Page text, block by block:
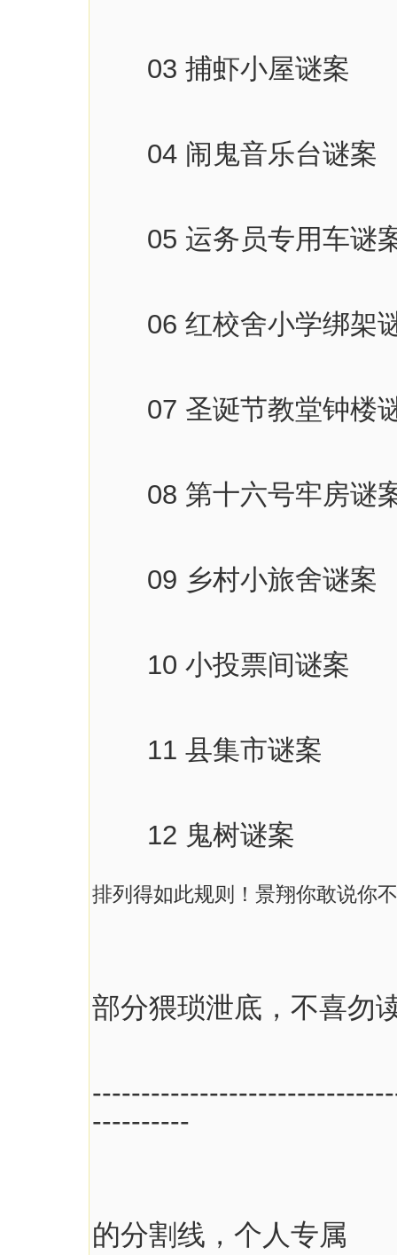
03 捕虾小屋谜案
04 闹鬼音乐台谜案
05 运务员专用车谜
06 红校舍小学绑架
07 圣诞节教堂钟楼
08 第十六号牢房谜
09 乡村小旅舍谜案
10 小投票间谜案
11 县集市谜案
12 鬼树谜案
排列得如此规则！景翔你
部分猥琐泄底，不喜勿
----------
的分割线，个人专属